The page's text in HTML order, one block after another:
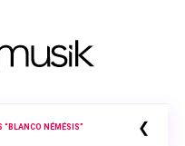
“BLANCO NÉMÉSIS” ❮